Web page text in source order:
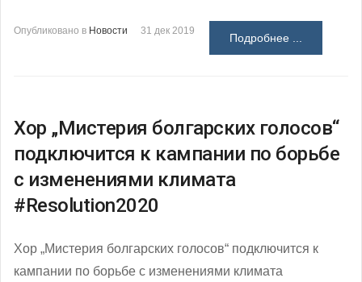
Опубликовано в Новости 31 дек 2019
Подробнее ...
Хор „Мистерия болгарских голосов“
подключится к кампании по борьбе
с изменениями климата
#Resolution2020
Хор „Мистерия болгарских голосов“ подключится к
кампании по борьбе с изменениями климата